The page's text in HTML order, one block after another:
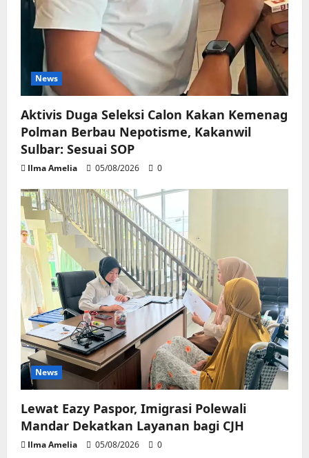
News
Aktivis Duga Seleksi Calon Kakan Kemenag
Polman Berbau Nepotisme, Kakanwil
Sulbar: Sesuai SOP
Ilma Amelia 05/08/2026 0
News
Lewat Eazy Paspor, Imigrasi Polewali
Mandar Dekatkan Layanan bagi CJH
Ilma Amelia 05/08/2026 0